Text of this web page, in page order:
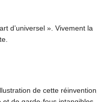
d’universel ». Vivement la
de cette réinvention,